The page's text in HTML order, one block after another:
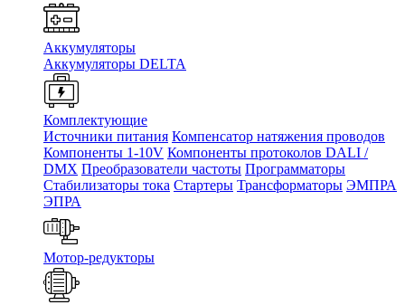
Аккумуляторы
Аккумуляторы DELTA
Комплектующие
Источники питания Компенсатор натяжения проводов
Компоненты 1-10V Компоненты протоколов DALI /
DMX Преобразователи частоты Программаторы
Стабилизаторы тока Стартеры Трансформаторы ЭМПРА
ЭПРА
Мотор-редукторы